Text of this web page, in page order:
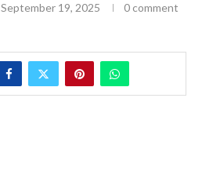
September 19, 2025 0 comment